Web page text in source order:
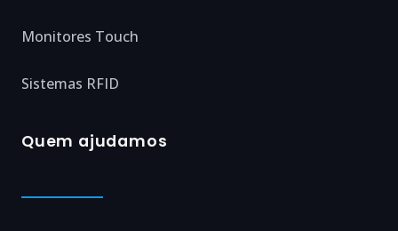
Monitores Touch
Sistemas RFID
Quem ajudamos